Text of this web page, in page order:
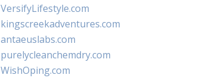
VersifyLifestyle.com
kingscreekadventures.com
antaeuslabs.com
purelycleanchemdry.com
WishOping.com